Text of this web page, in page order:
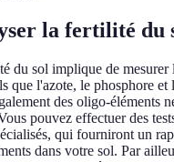
la fertilité du
du sol implique de mesurer
que l'azote, le phosphore et
des oligo-éléments
pouvez effectuer des
qui fourniront un
dans votre sol. Par